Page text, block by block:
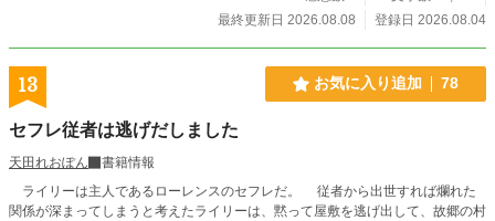
最終更新日 2026.08.08
登録日 2026.08.04
13 お気に入り追加 78
セフレ従者は逃げだしました
天田れおぽん
書籍情報
ライリーは主人であるローレンスのセフレだ。 従者から出世すれば爛れた
関係が深まってしまうと考えたライリーは、黙って屋敷を逃げ出して、故郷の村